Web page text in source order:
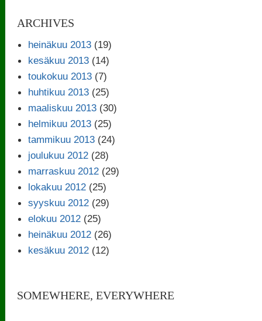
ARCHIVES
heinäkuu 2013 (19)
kesäkuu 2013 (14)
toukokuu 2013 (7)
huhtikuu 2013 (25)
maaliskuu 2013 (30)
helmikuu 2013 (25)
tammikuu 2013 (24)
joulukuu 2012 (28)
marraskuu 2012 (29)
lokakuu 2012 (25)
syyskuu 2012 (29)
elokuu 2012 (25)
heinäkuu 2012 (26)
kesäkuu 2012 (12)
SOMEWHERE, EVERYWHERE